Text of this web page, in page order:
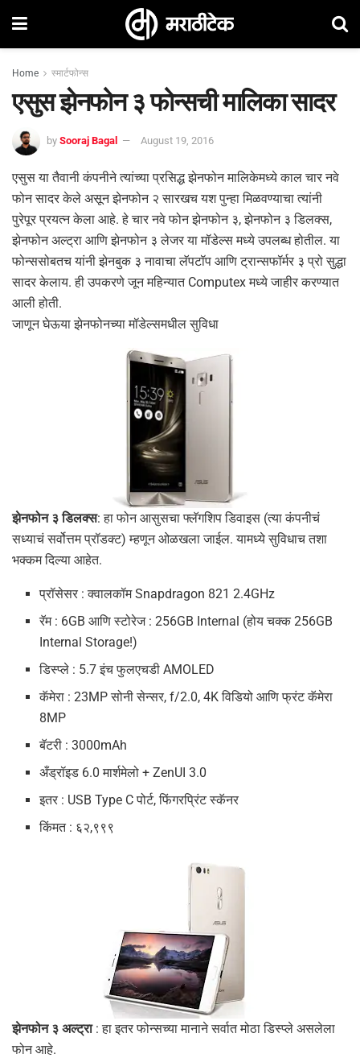
Home स्मार्टफोन्स
एसुस झेनफोन ३ फोन्सची मालिका सादर
by Sooraj Bagal August 19, 2016
एसुस या तैवानी कंपनीने त्यांच्या प्रसिद्ध झेनफोन मालिकेमध्ये काल चार नवे
फोन सादर केले असून झेनफोन २ सारखच यश पुन्हा मिळवण्याचा त्यांनी
पुरेपूर प्रयत्न केला आहे. हे चार नवे फोन झेनफोन ३, झेनफोन ३ डिलक्स,
झेनफोन अल्ट्रा आणि झेनफोन ३ लेजर या मॉडेल्स मध्ये उपलब्ध होतील. या
फोन्ससोबतच यांनी झेनबुक ३ नावाचा लॅपटॉप आणि ट्रान्सफॉर्मर ३ प्रो सुद्धा
सादर केलाय. ही उपकरणे जून महिन्यात Computex मध्ये जाहीर करण्यात
आली होती.
जाणून घेऊया झेनफोनच्या मॉडेल्समधील सुविधा
झेनफोन ३ डिलक्स: हा फोन आसुसचा फ्लॅगशिप डिवाइस (त्या कंपनीचं
सध्याचं सर्वोत्तम प्रॉडक्ट) म्हणून ओळखला जाईल. यामध्ये सुविधाच तशा
भक्कम दिल्या आहेत.
प्रॉसेसर : क्वालकॉम Snapdragon 821 2.4GHz
रॅम : 6GB आणि स्टोरेज : 256GB Internal (होय चक्क 256GB
Internal Storage!)
डिस्प्ले : 5.7 इंच फुलएचडी AMOLED
कॅमेरा : 23MP सोनी सेन्सर, f/2.0, 4K विडियो आणि फ्रंट कॅमेरा
8MP
बॅटरी : 3000mAh
अँड्रॉइड 6.0 मार्शमेलो + ZenUI 3.0
इतर : USB Type C पोर्ट, फिंगरप्रिंट स्कॅनर
किंमत : ६२,९९९
झेनफोन ३ अल्ट्रा: हा इतर फोन्सच्या मानाने सर्वात मोठा डिस्प्ले असलेला
फोन आहे.